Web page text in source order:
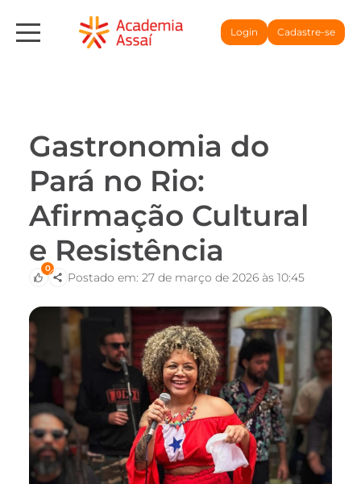
Login Cadastre-se
Gastronomia do
Pará no Rio:
Afirmação Cultural
e Resistência
0
Postado em: 27 de março de 2026 às 10:45